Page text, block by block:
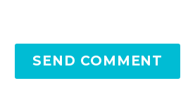
SEND COMMENT